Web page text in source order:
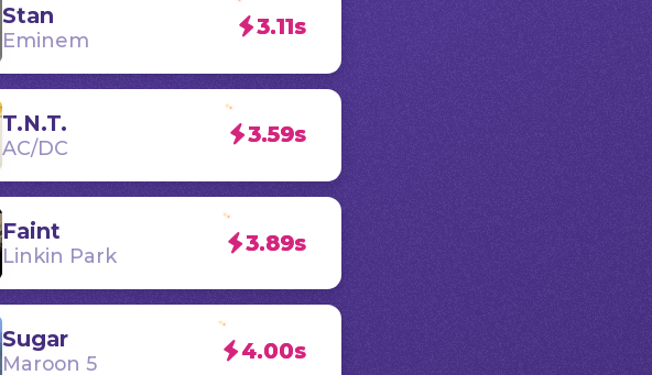
Stan
Eminem 3.11s
T.N.T.
AC/DC 3.59s
Faint
Linkin Park 3.89s
Sugar
Maroon 5 4.00s